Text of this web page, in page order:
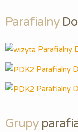
Parafialny
Parafialny
Parafialny
Parafialny
Grupy